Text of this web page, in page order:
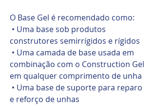
O Base Gel é recomendado como:
• Uma base sob produtos
construtores semirrígidos e rígidos
• Uma camada de base usada em
combinação com o Construction Gel
em qualquer comprimento de unha
• Uma base de suporte para reparo
e reforço de unhas